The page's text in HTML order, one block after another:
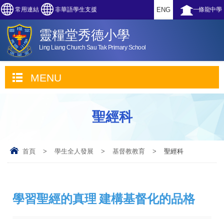
常用連結 非華語學生支援 一條龍中學
ENG
靈糧堂秀德小學
Ling Liang Church Sau Tak Primary School
MENU
聖經科
首頁 > 學生全人發展 > 基督教教育 > 聖經科
學習聖經的真理 建構基督化的品格